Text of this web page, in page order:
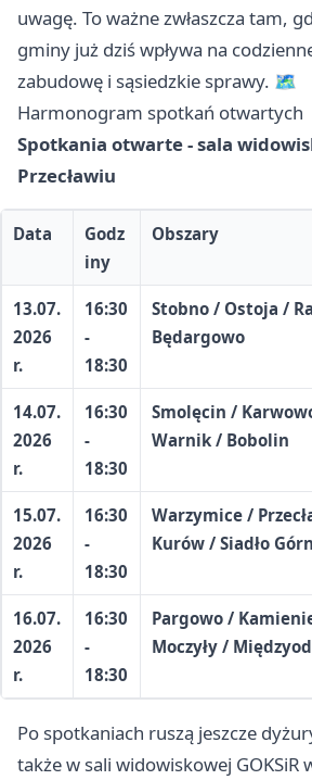
uwagę. To ważne zwłaszcza tam,
gminy już dziś wpływa na
zabudowę i sąsiedzkie sprawy. 🗺️
Harmonogram spotkań otwartych
Spotkania otwarte - sala
Przecławiu
Data
Godz
iny
Obszary
13.07.
2026
r.
16:30
-
18:30
Stobno / Ostoja /
Będargowo
14.07.
2026
r.
16:30
-
18:30
Smolęcin /
Warnik / Bobolin
15.07.
2026
r.
16:30
-
18:30
Warzymice /
Kurów / Siadło
16.07.
2026
r.
16:30
-
18:30
Pargowo /
Moczyły /
Po spotkaniach ruszą jeszcze
także w sali widowiskowej GOKSiR